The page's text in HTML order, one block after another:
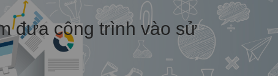
đưa công trình vào sử